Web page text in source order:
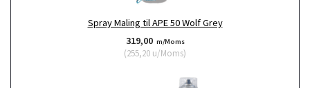
Spray Maling til APE 50 Wolf Grey
319,00 m/Moms
(255,20 u/Moms)